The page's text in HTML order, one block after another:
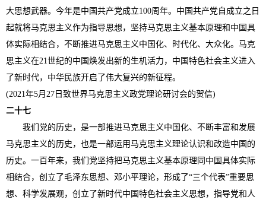
大思想武器。今年是中国共产党成立100周年。中国共产党自成立之日
起就将马克思主义作为指导思想，坚持马克思主义基本原理和中国具
体实际相结合，不断推进马克思主义中国化、时代化、大众化。马克
思主义在21世纪的中国焕发出新的生机活力，中国特色社会主义进入
了新时代，中华民族开启了伟大复兴的新征程。
(2021年5月27日致世界马克思主义政党理论研讨会的贺信)
二十七
我们党的历史，是一部推进马克思主义中国化、不断丰富和发展
马克思主义的历史，也是一部运用马克思主义理论认识和改造中国的
历史。一百年来，我们党坚持把马克思主义基本原理同中国具体实际
相结合，创立了毛泽东思想、邓小平理论，形成了“三个代表”重要思
想、科学发展观，创立了新时代中国特色社会主义思想，指导党和人